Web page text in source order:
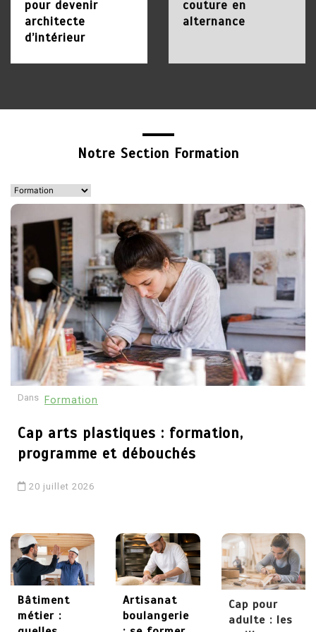
1 juin 2026
adultes : apprendre vite
et changer de voie
31 mai 2026
3
Formation de création de
bijoux : apprendre un
savoir-faire créatif
30 mai 2026
études, formations et
débouchés
5
Chaudronnier formation :
apprendre un métier
technique et recherché
pour devenir
architecte
d’intérieur
couture en
alternance
Notre Section Formation
Dans Formation
Cap arts plastiques : formation,
programme et débouchés
20 juillet 2026
Bâtiment
métier :
Artisanat
boulangerie
Cap pour
adulte : les